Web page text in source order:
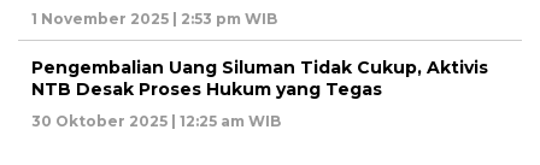
1 November 2025 | 2:53 pm WIB
Pengembalian Uang Siluman Tidak Cukup, Aktivis
NTB Desak Proses Hukum yang Tegas
30 Oktober 2025 | 12:25 am WIB